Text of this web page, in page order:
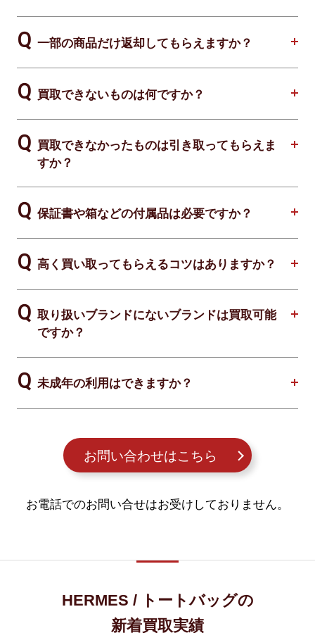
一部の商品だけ返却してもらえますか？
買取できないものは何ですか？
買取できなかったものは引き取ってもらえま
すか？
保証書や箱などの付属品は必要ですか？
高く買い取ってもらえるコツはありますか？
取り扱いブランドにないブランドは買取可能
ですか？
未成年の利用はできますか？
お問い合わせはこちら
お電話でのお問い合せはお受けしておりません。
HERMES / トートバッグの
新着買取実績